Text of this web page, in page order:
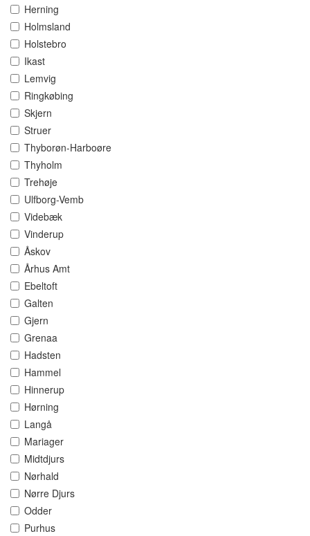
Herning
Holmsland
Holstebro
Ikast
Lemvig
Ringkøbing
Skjern
Struer
Thyborøn-Harboøre
Thyholm
Trehøje
Ulfborg-Vemb
Videbæk
Vinderup
Åskov
Århus Amt
Ebeltoft
Galten
Gjern
Grenaa
Hadsten
Hammel
Hinnerup
Hørning
Langå
Mariager
Midtdjurs
Nørhald
Nørre Djurs
Odder
Purhus